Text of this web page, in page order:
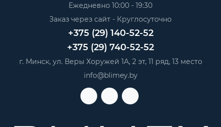
Ежедневно 10:00 - 19:30
Заказ через сайт - Круглосуточно
+375 (29) 140-52-52
+375 (29) 740-52-52
г. Минск, ул. Веры Хоружей 1А, 2 эт, 11 ряд, 13 место
info@blimey.by